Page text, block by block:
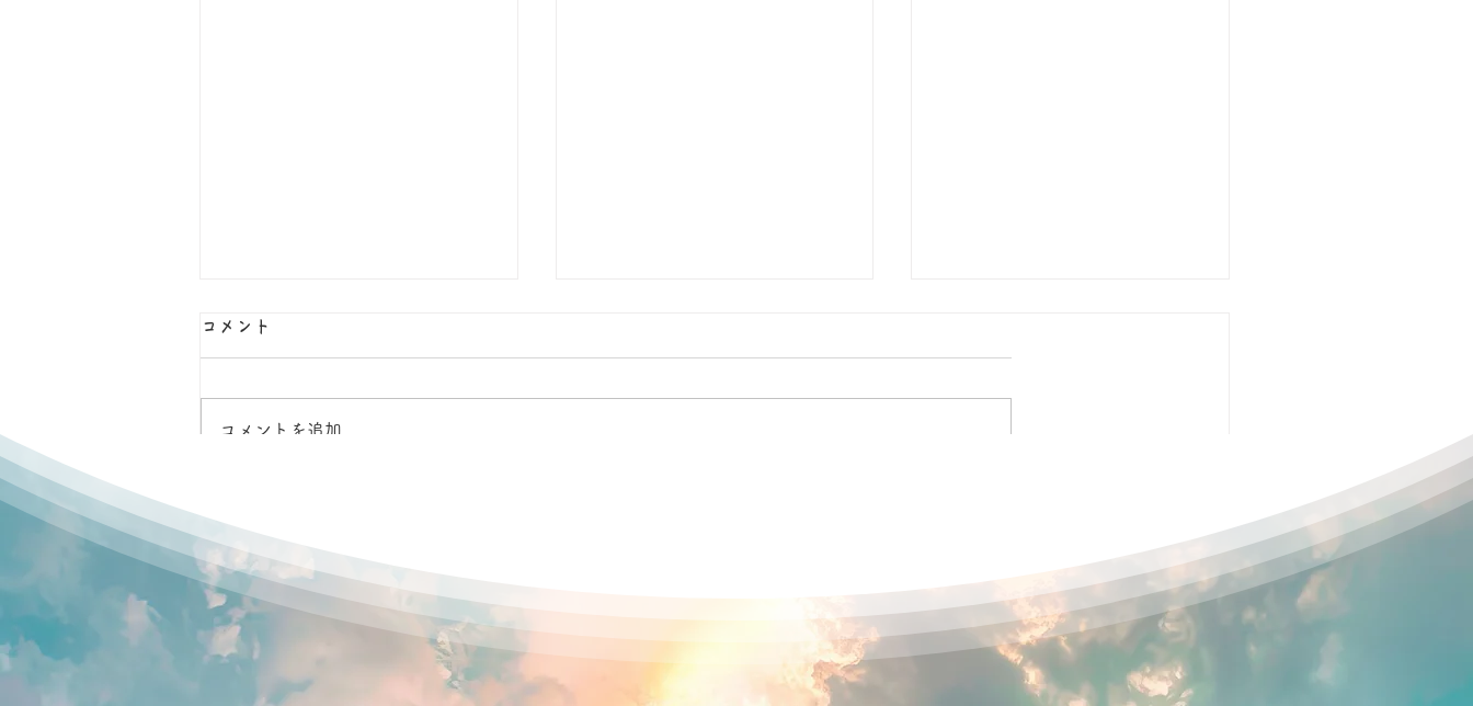
クラブ（てくのかわさき）
コメント
コメントを追加…